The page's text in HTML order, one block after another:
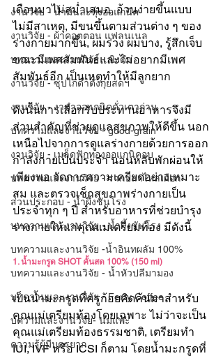
งานวิจัย - น้ำมันละหุ่งออแกนิค
งานวิจัย - ผ้าคอตตอน แฟลนเนล
บทความและงานวิจัย - ขิงดำ
งานวิจัย - ซุปไก่ดำตังกุยสดฯ
งานวิจัย - งาดำออแกนิคคั่วเตาถ่าน
บทความและงานวิจัย - good-grain
งานวิจัย - เมล็ดฟักทองออแกนิคอบ
บทความและงานวิจัย - รากปลาไหลเผือก
ส่วนประกอบ - น้ำผึ้งชันโรง
บทความและงานวิจัย - น้ำผึ้งชันโรง
บทความและงานวิจัย -น้ำอินทผลัม 100%
บทความและงานวิจัย - น้ำหัวปลีมามอง
บทความและงานวิจัย - Ferty Coffee
บความและงานวิจัย- นมแพะ
ความรู้ผู้มีบุตรยาก
เดือนมาไม่สม่ำเสมอ, อ้วนง่ายขึ้นแบบ
ไม่มีสาเหตุ, มีขนขึ้นตามส่วนต่าง ๆ ของ
ร่างกายมากขึ้น, ผมร่วง ผมบาง, รู้สึกเจ็บ
ขณะมีเพศสัมพันธ์และไม่อยากมีเพศ
สัมพันธ์อีก เป็นเหตุทำให้มีลูกยาก
ดังนั้นการเลือกรับประทานอาหารจึงมี
ส่วนสำคัญที่ช่วยดูแลสุขภาพให้ดีขึ้น นอก
เหนือไปจากการดูแลร่างกายด้วยการออก
กำลังกายเป็นประจำ นอนหลับพักผ่อนให้
เพียงพอ จัดการความเครียดอย่างเหมาะ
สม และตรวจเช็กสุขภาพร่างกายเป็น
ประจำทุก ๆ ปี สำหรับอาหารที่ช่วยบำรุง
ร่างกายให้แก่คุณแม่เตรียมท้อง มีดังนี้
1. น้ำมะกรูด SHOT คั้นสด 100% (150 ml)
เป็นน้ำมะกรูดที่ครูก้อยคิดค้นมาสำหรับ
คุณแม่เตรียมท้องโดยเฉพาะ ไม่ว่าจะเป็น
คุณแม่เตรียมท้องธรรมชาติ, เตรียมทำ
IUI, IVF หรือ ICSI ก็ตาม โดยน้ำมะกรูดที่